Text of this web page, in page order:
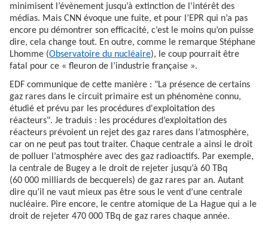
minimisent l’évènement jusqu’à extinction de l‘intérêt des
médias. Mais CNN évoque une fuite, et pour l’EPR qui n’a pas
encore pu démontrer son efficacité, c’est le moins qu’on puisse
dire, cela change tout. En outre, comme le remarque Stéphane
Lhomme (Observatoire du nucléaire), le coup pourrait être
fatal pour ce « fleuron de l’industrie française ».
EDF communique de cette manière : "La présence de certains
gaz rares dans le circuit primaire est un phénomène connu,
étudié et prévu par les procédures d'exploitation des
réacteurs". Je traduis : les procédures d’exploitation des
réacteurs prévoient un rejet des gaz rares dans l’atmosphère,
car on ne peut pas tout traiter. Chaque centrale a ainsi le droit
de polluer l’atmosphère avec des gaz radioactifs. Par exemple,
la centrale de Bugey a le droit de rejeter jusqu’à 60 TBq
(60 000 milliards de becquerels) de gaz rares par an. Autant
dire qu’il ne vaut mieux pas être sous le vent d’une centrale
nucléaire. Pire encore, le centre atomique de La Hague qui a le
droit de rejeter 470 000 TBq de gaz rares chaque année.